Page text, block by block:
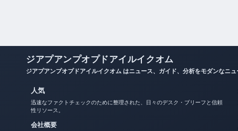
人気
性リソース。
会社概要